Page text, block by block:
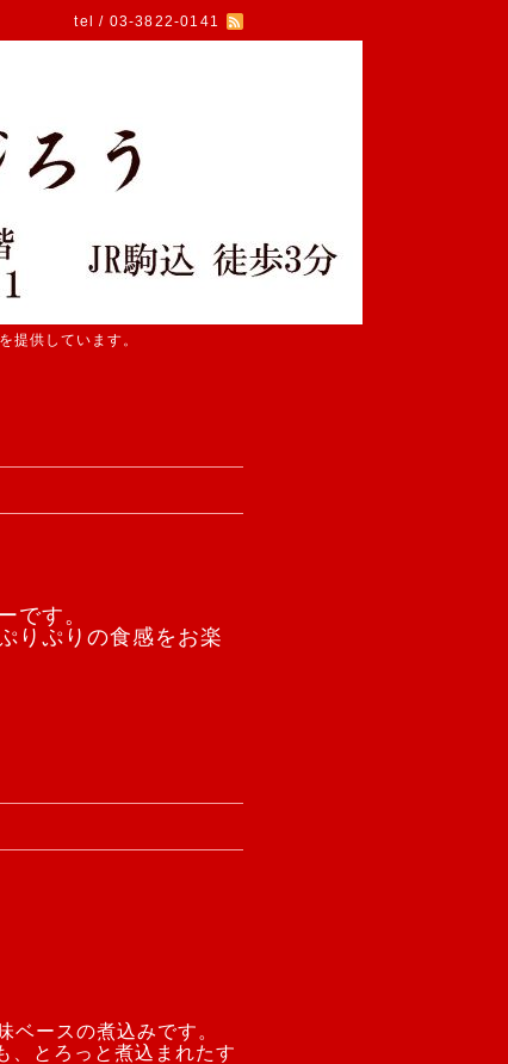
tel / 03-3822-0141
提供しています。
です。
りぷりの食感をお楽
ベースの煮込みです。
、とろっと煮込まれたす